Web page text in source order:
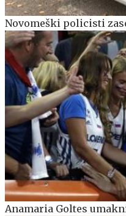
Novomeški policisti
Anamaria Goltes